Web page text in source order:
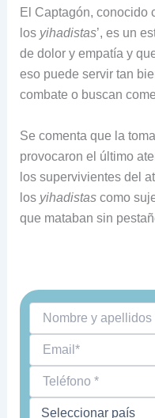
El Captagón, conocido
los yihadistas’, es un
de dolor y empatía y
eso puede servir tan
combate o buscan
Se comenta que la
provocaron el último
los supervivientes del
los yihadistascomo
que mataban sin